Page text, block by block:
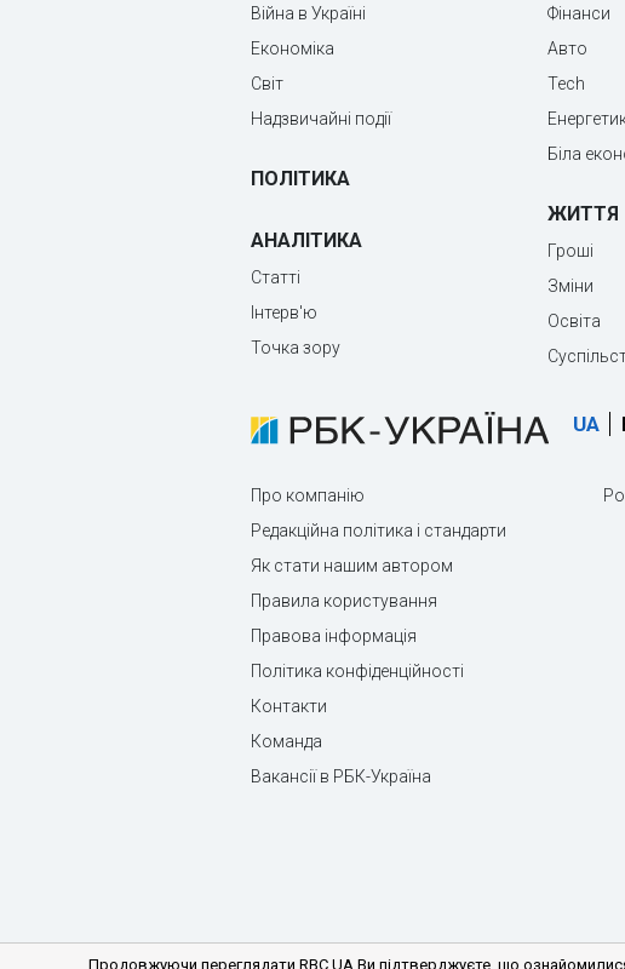
Війна в Україні
Економіка
Світ
Надзвичайні події
ПОЛІТИКА
АНАЛІТИКА
Статті
Інтерв'ю
Точка зору
Фінанси
Авто
Tech
Біла
ЖИТТЯ
Гроші
Зміни
Освіта
UA
Про компанію
Редакційна політика і стандарти
Як стати нашим автором
Правила користування
Правова інформація
Політика конфіденційності
Контакти
Команда
Вакансії в РБК-Україна
Продовжуючи переглядати RBC.UA Ви підтверджуєте, що